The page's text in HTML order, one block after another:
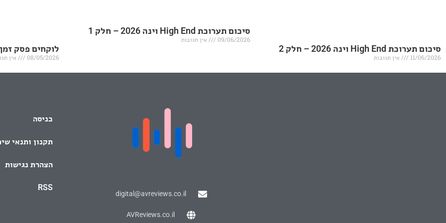
סיכום תערוכת High End וינה 2026 – חלק 2
11/06/2026 אין תגובות
סיכום תערוכת High End וינה 2026 – חלק 1
09/06/2026 אין תגובות
לוקחים פסק זמן
08/05/2026 אין
digital@avreviews.co.il
AVReviews.co.il
כניסה
תקנון ותנאי
הצהרת נגישות
RSS